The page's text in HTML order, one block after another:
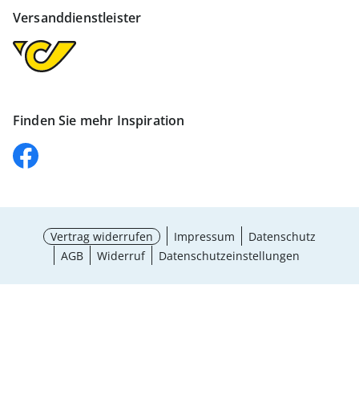
Versanddienstleister
Finden Sie mehr Inspiration
Vertrag widerrufen Impressum
Datenschutz
AGB
Widerruf Datenschutzeinstellungen